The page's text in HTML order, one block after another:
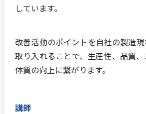
しています。
改善活動のポイントを自社の製造
取り入れることで、生産性、品質
体質の向上に繋がります。
講師